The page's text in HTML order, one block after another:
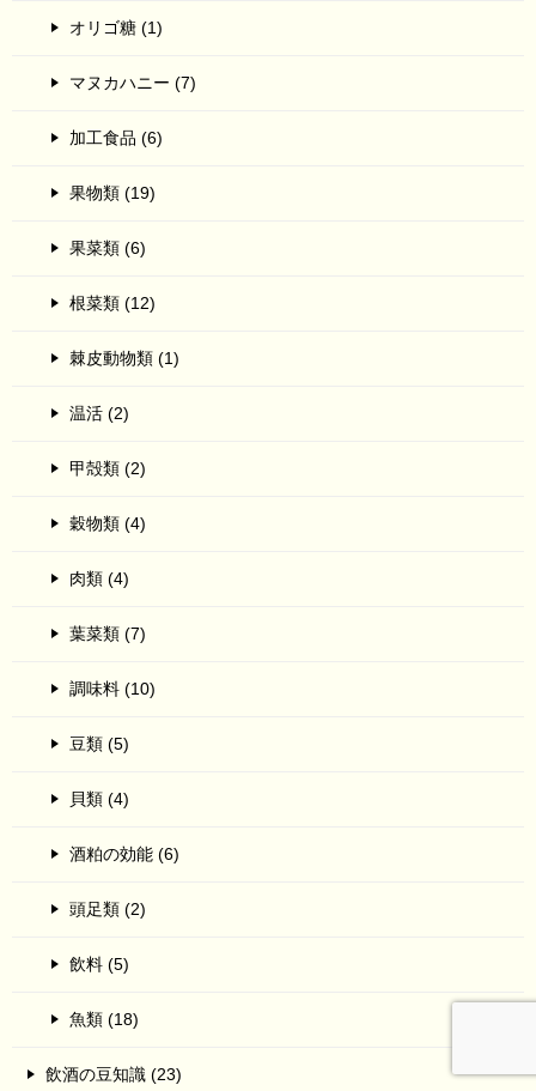
オリゴ糖 (1)
マヌカハニー (7)
加工食品 (6)
果物類 (19)
果菜類 (6)
根菜類 (12)
棘皮動物類 (1)
温活 (2)
甲殻類 (2)
穀物類 (4)
肉類 (4)
葉菜類 (7)
調味料 (10)
豆類 (5)
貝類 (4)
酒粕の効能 (6)
頭足類 (2)
飲料 (5)
魚類 (18)
飲酒の豆知識 (23)